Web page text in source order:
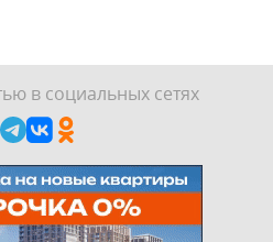
в социальных сетях